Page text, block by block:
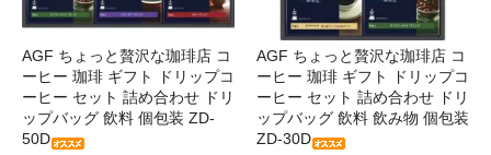
AGF ちょっと贅沢な珈琲店 コ
ーヒー 珈琲 ギフト ドリップコ
ーヒー セット 詰め合わせ ドリ
ップバッグ 飲料 個包装 ZD-
50D
AGF ちょっと贅沢な珈琲店 コ
ーヒー 珈琲 ギフト ドリップコ
ーヒー セット 詰め合わせ ドリ
ップバッグ 飲料 飲み物 個包装
ZD-30D